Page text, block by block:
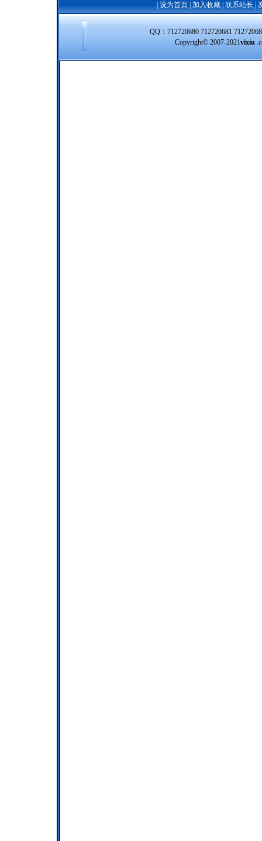
设为首页| 加入收藏| 联系站长
QQ：712720680 712720681
Copyright© 2007-2021vixiu